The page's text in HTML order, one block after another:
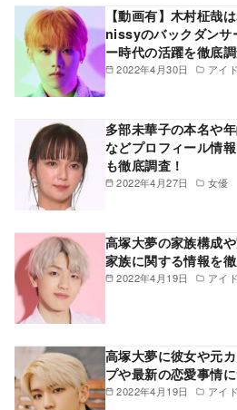
2022年4月30日 アイ
【動画有】木村柾哉
nissyのバックダンサ
ー時代の活躍を徹底調
2022年4月27日 女優
多部未華子の本名や
などプロフィール情
も徹底調査！
2022年4月19日 アイ
高塚大夢の家族構成
家族に関する情報を
2022年4月19日 アイ
高塚大夢に彼女や元
プや最新の恋愛事情